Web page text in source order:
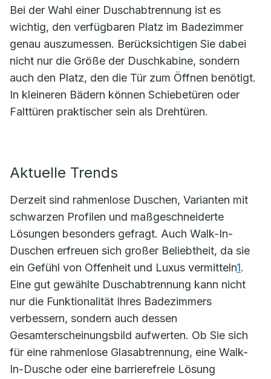
Bei der Wahl einer Duschabtrennung ist es
wichtig, den verfügbaren Platz im Badezimmer
genau auszumessen. Berücksichtigen Sie dabei
nicht nur die Größe der Duschkabine, sondern
auch den Platz, den die Tür zum Öffnen benötigt.
In kleineren Bädern können Schiebetüren oder
Falttüren praktischer sein als Drehtüren.
Aktuelle Trends
Derzeit sind rahmenlose Duschen, Varianten mit
schwarzen Profilen und maßgeschneiderte
Lösungen besonders gefragt. Auch Walk-In-
Duschen erfreuen sich großer Beliebtheit, da sie
ein Gefühl von Offenheit und Luxus vermitteln1.
Eine gut gewählte Duschabtrennung kann nicht
nur die Funktionalität Ihres Badezimmers
verbessern, sondern auch dessen
Gesamterscheinungsbild aufwerten. Ob Sie sich
für eine rahmenlose Glasabtrennung, eine Walk-
In-Dusche oder eine barrierefreie Lösung